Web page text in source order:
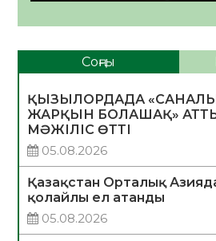
Соңғы
ҚЫЗЫЛОРДАДА «САНАЛЫ
ЖАРҚЫН БОЛАШАҚ»
МӘЖІЛІС ӨТТІ
05.08.2026
Қазақстан Орталық
қолайлы ел атанды
05.08.2026